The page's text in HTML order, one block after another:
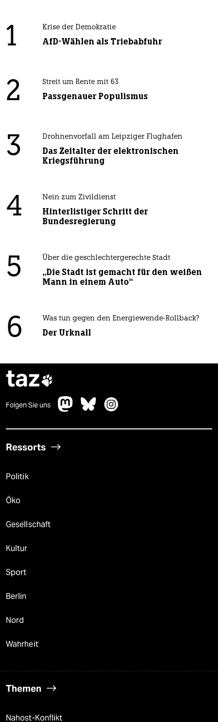
1 Krise der Demokratie
AfD-Wählen als Triebabfuhr
2 Streit um Rente mit 63
Passgenauer Populismus
3 Drohnenvorfall am Leipziger Flughafen
Das Zeitalter der elektronischen
Kriegsführung
4 Nein zum Zivildienst
Hinterlistiger Schritt der
Bundesregierung
5 Über die geschlechtergerechte Stadt
„Die Stadt ist gemacht für den weißen
Mann in einem Auto“
6 Was tun gegen den Energiewende-Rollback?
Der Urknall
taz
Folgen Sie uns
Ressorts
Politik
Öko
Gesellschaft
Kultur
Sport
Berlin
Nord
Wahrheit
Themen
Nahost-Konflikt